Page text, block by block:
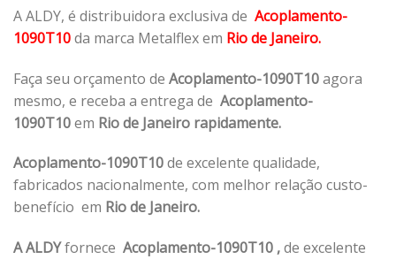
A ALDY, é distribuidora exclusiva de Acoplamento-
1090T10da marca Metalflex em Rio de Janeiro.
Faça seu orçamento de Acoplamento-1090T10agora
mesmo, e receba a entrega de Acoplamento-
1090T10em Rio de Janeiro rapidamente.
Acoplamento-1090T10de excelente qualidade,
fabricados nacionalmente, com melhor relação custo-
benefício em Rio de Janeiro.
A ALDYfornece Acoplamento-1090T10 ,de excelente